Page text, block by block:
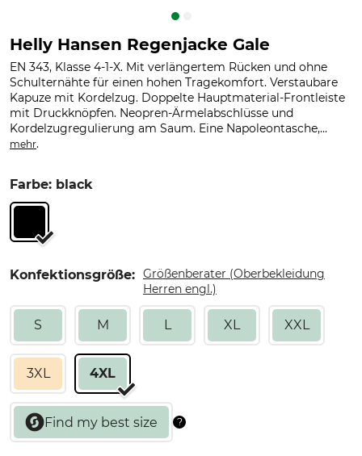
Helly Hansen Regenjacke Gale
EN 343, Klasse 4-1-X. Mit verlängertem Rücken und ohne
Schulternähte für einen hohen Tragekomfort. Verstaubare
Kapuze mit Kordelzug. Doppelte Hauptmaterial-Frontleiste
mit Druckknöpfen. Neopren-Ärmelabschlüsse und
Kordelzugregulierung am Saum. Eine Napoleontasche,...
mehr.
Farbe: black
Konfektionsgröße: Größenberater (Oberbekleidung
Herren engl.)
S M L XL XXL
3XL 4XL